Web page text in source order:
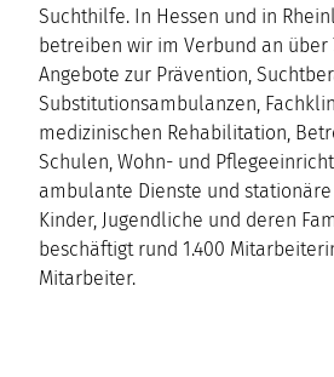
Suchthilfe. In Hessen und in
betreiben wir im Verbund an über
Angebote zur Prävention,
Substitutions­ambulanzen,
medizinischen Rehabilitation,
Schulen, Wohn- und
ambulante Dienste und
Kinder, Jugendliche und deren
beschäftigt rund 1.400
Mitarbeiter.